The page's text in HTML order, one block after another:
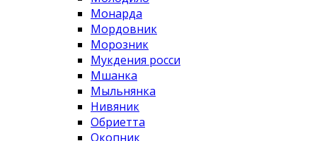
Монарда
Мордовник
Морозник
Мукдения росси
Мшанка
Мыльнянка
Нивяник
Обриетта
Окопник